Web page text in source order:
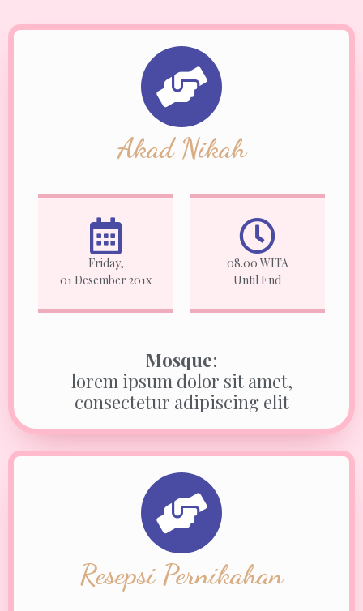
Akad Nikah
Friday,
01 Desember 201x
08.00 WITA
Until End
Mosque:
lorem ipsum dolor sit amet,
consectetur adipiscing elit
Resepsi Pernikahan